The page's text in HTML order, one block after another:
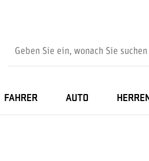
FAHRER AUTO HERREN